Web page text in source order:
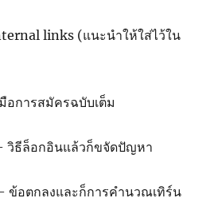
links (แนะนำให้ใส่ไว้ใน
การสมัครฉบับเต็ม
วิธีล็อกอินแล้วก็ขจัดปัญหา
ข้อตกลงและก็การคำนวณเทิร์น